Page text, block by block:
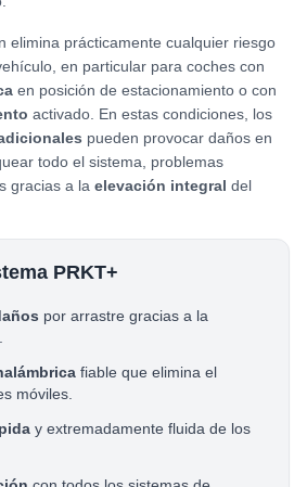
elimina prácticamente cualquier riesgo
en particular para coches con
en posición de estacionamiento o con
activado. En estas condiciones, los
pueden provocar daños en
todo el sistema, problemas
gracias a la elevación integral del
PRKT+
por arrastre gracias a la
fiable que elimina el
móviles.
y extremadamente fluida de los